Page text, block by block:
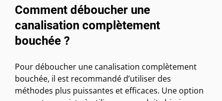
Comment déboucher une
canalisation complètement
bouchée ?
Pour déboucher une canalisation complètement
bouchée, il est recommandé d’utiliser des
méthodes plus puissantes et efficaces. Une option